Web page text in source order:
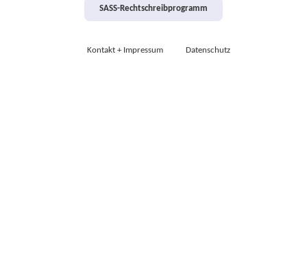
SASS-Rechtschreibprogramm
Kontakt + Impressum Datenschutz